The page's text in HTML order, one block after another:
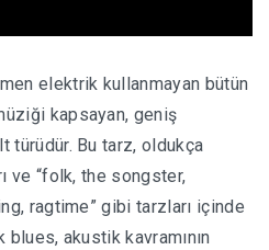
elektrik kullanmayan bütün
kapsayan, geniş
türüdür. Bu tarz, oldukça
ve “folk, the songster,
ragtime” gibi tarzları içinde
blues, akustik kavramının